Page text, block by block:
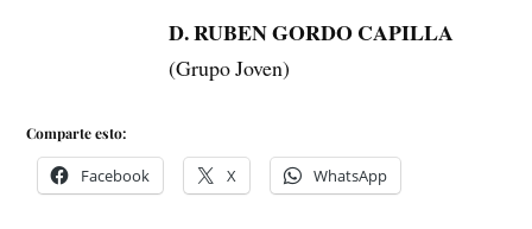
D. RUBEN GORDO CAPILLA
(Grupo Joven)
Comparte esto:
Facebook X WhatsApp